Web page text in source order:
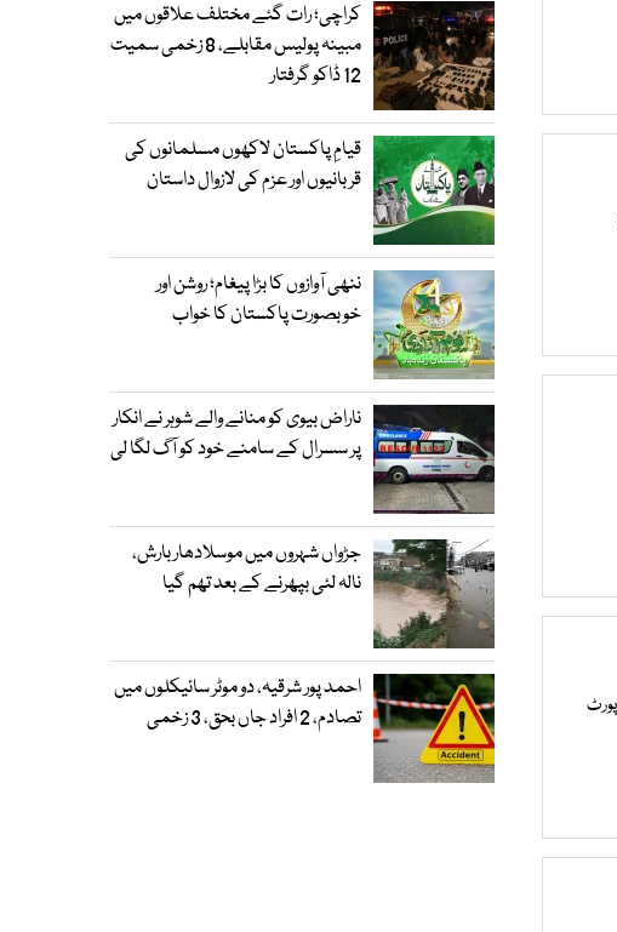
کراچی؛ رات گئے مختلف علاقوں میں
مبینہ پولیس مقابلے، 8 زخمی سمیت
12 ڈاکو گرفتار
قیامِ پاکستان لاکھوں مسلمانوں کی
قربانیوں اور عزم کی لازوال داستان
ننھی آوازوں کا بڑا پیغام؛ روشن اور
خوبصورت پاکستان کا خواب
ناراض بیوی کو منانے والے شوہر نے انکار
پر سسرال کے سامنے خود کو آگ لگا لی
جڑواں شہروں میں موسلادھار بارش،
نالہ لئی بپھرنے کے بعد تھم گیا
احمد پور شرقیہ، دو موٹر سائیکلوں میں
تصادم، 2 افراد جاں بحق، 3 زخمی